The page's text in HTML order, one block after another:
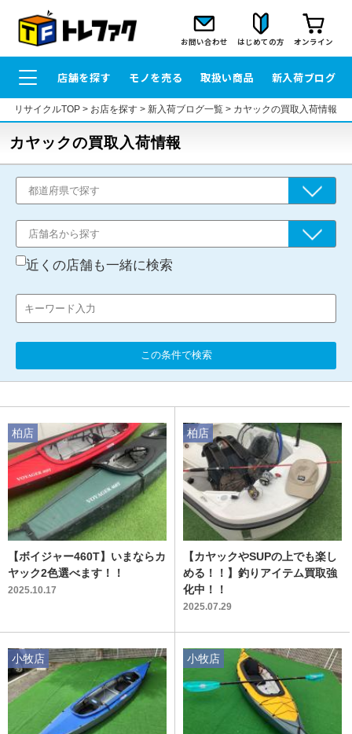
お問い合わせ はじめての方 オンライン
店舗を探す モノを売る 取扱い商品 新入荷ブログ
リサイクルTOP> お店を探す> 新入荷ブログ一覧> カヤックの買取入荷情報
カヤックの買取入荷情報
近くの店舗も一緒に検索
この条件で検索
【ボイジャー460T】いまならカ
ヤック2色選べます！！
2025.10.17
柏店
【カヤックやSUPの上でも楽し
める！！】釣りアイテム買取強
化中！！
2025.07.29
柏店
小牧店 小牧店